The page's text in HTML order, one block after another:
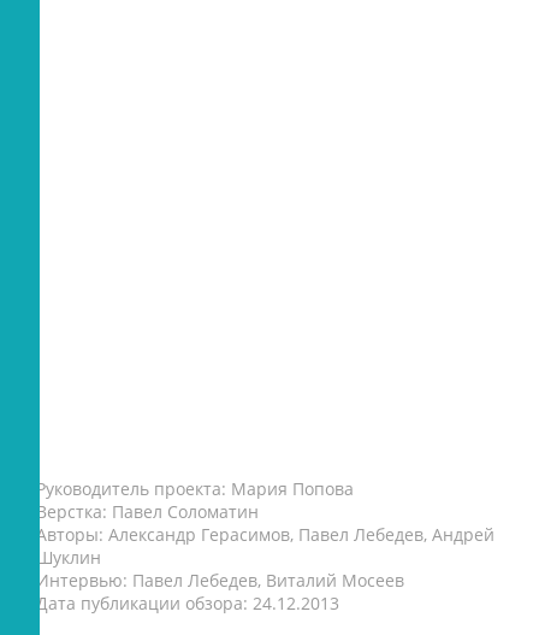
Руководитель проекта: Мария Попова
Верстка: Павел Соломатин
Авторы: Александр Герасимов, Павел Лебедев, Андрей
Шуклин
Интервью: Павел Лебедев, Виталий Мосеев
Дата публикации обзора: 24.12.2013